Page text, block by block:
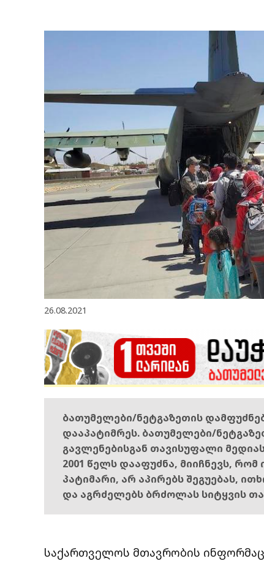
26.08.2021
ბათუმელები/ნეტგაზეთის
დააპატიმრეს. ბათუმელები/
გავლენებისგან თავისუფალი
2001 წელს დააფუძნა, მიიჩნევს,
პატიმარი, არ აპირებს შეგუებას,
და აგრძელებს ბრძოლას სიტყვის
საქართველოს მთავრობის